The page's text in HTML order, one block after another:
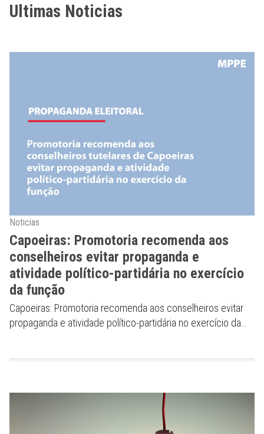
Ultimas Noticias
Noticias
Capoeiras: Promotoria recomenda aos
conselheiros evitar propaganda e
atividade político-partidária no exercício
da função
Capoeiras: Promotoria recomenda aos conselheiros evitar
propaganda e atividade político-partidária no exercício da